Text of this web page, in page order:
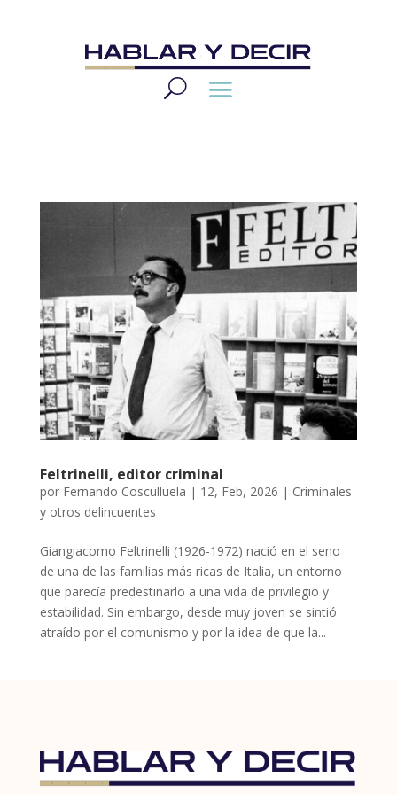
Feltrinelli, editor criminal
por Fernando Cosculluela | 12, Feb, 2026 | Criminales
y otros delincuentes
Giangiacomo Feltrinelli (1926-1972) nació en el seno
de una de las familias más ricas de Italia, un entorno
que parecía predestinarlo a una vida de privilegio y
estabilidad. Sin embargo, desde muy joven se sintió
atraído por el comunismo y por la idea de que la...